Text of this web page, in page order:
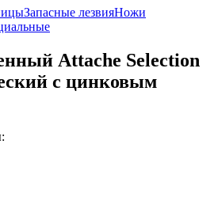
Запасные лезвияНожи
Attache Selection
с цинковым